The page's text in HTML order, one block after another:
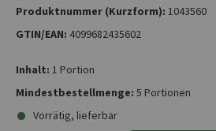
Produktnummer (Kurzform): 1043560
GTIN/EAN: 4099682435602
Inhalt: 1 Portion
Mindestbestellmenge: 5 Portionen
Vorrätig, lieferbar